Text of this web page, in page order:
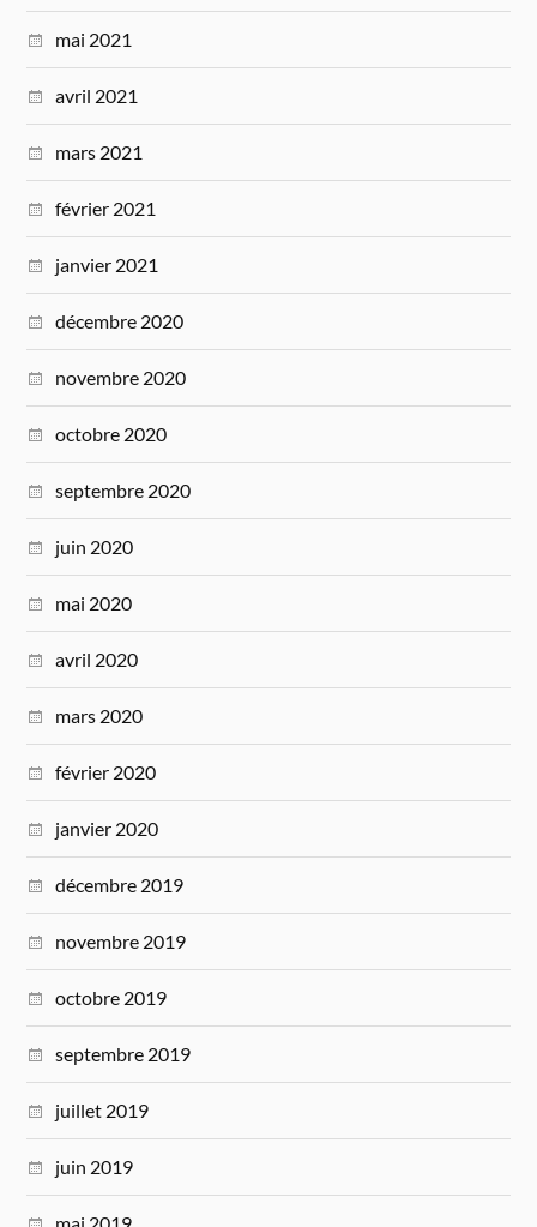
mai 2021
avril 2021
mars 2021
février 2021
janvier 2021
décembre 2020
novembre 2020
octobre 2020
septembre 2020
juin 2020
mai 2020
avril 2020
mars 2020
février 2020
janvier 2020
décembre 2019
novembre 2019
octobre 2019
septembre 2019
juillet 2019
juin 2019
mai 2019